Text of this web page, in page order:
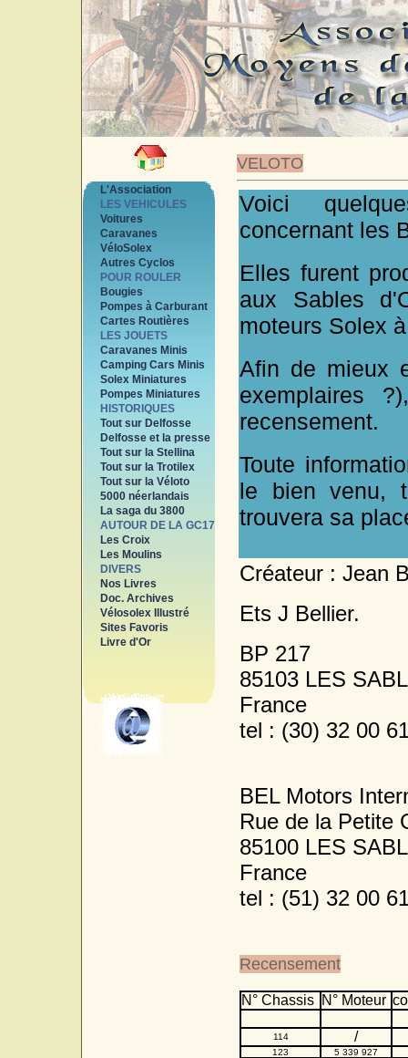
VELOTO
L'Association
LES VEHICULES
Voitures
Caravanes
VéloSolex
Autres Cyclos
POUR ROULER
Bougies
Pompes à Carburant
Cartes Routières
LES JOUETS
Caravanes Minis
Camping Cars Minis
Solex Miniatures
Pompes Miniatures
HISTORIQUES
Tout sur Delfosse
Delfosse et la presse
Tout sur la Stellina
Tout sur la Trotilex
Tout sur la Véloto
5000 néerlandais
La saga du 3800
AUTOUR DE LA GC17
Les Croix
Les Moulins
DIVERS
Nos Livres
Doc. Archives
Vélosolex Illustré
Sites Favoris
Livre d'Or
Voici
concernant les
Elles furent
aux Sables
moteurs Solex
Afin de mieux
exemplaires
recensement.
Toute
le bien venu,
trouvera sa
Créateur : Jean
Ets J Bellier.
BP 217
85103 LES
France
tel : (30) 32 00
BEL Motors
Rue de la Petite
85100 LES
France
tel : (51) 32 00
Recensement
N° Chassis N° Moteur
114 /
123
5 339 927